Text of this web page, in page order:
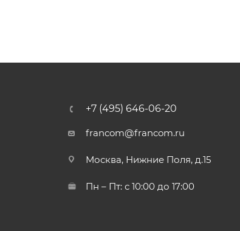
+7 (495) 646-06-20
francom@francom.ru
Москва, Нижние Поля, д.15
Пн – Пт: с 10:00 до 17:00